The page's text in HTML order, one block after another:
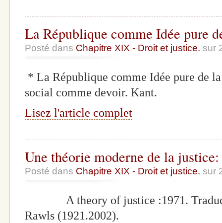
La République comme Idée pure
Posté dans Chapitre XIX - Droit et justice. sur
* La République comme Idée pure de
social comme devoir. Kant.
Lisez l'article complet
Une théorie moderne de la
Posté dans Chapitre XIX - Droit et justice. sur
A theory of justice :1971.
Rawls (1921.2002).